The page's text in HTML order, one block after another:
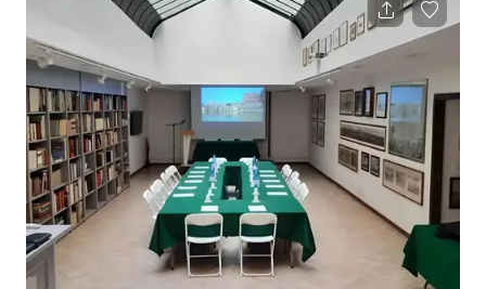
that create a welcoming and timeless environment. Large
windows bring brightness to the spaces, while neutral tones
and carefully curated decorative elements make the location
ideal for lifestyle productions, inti